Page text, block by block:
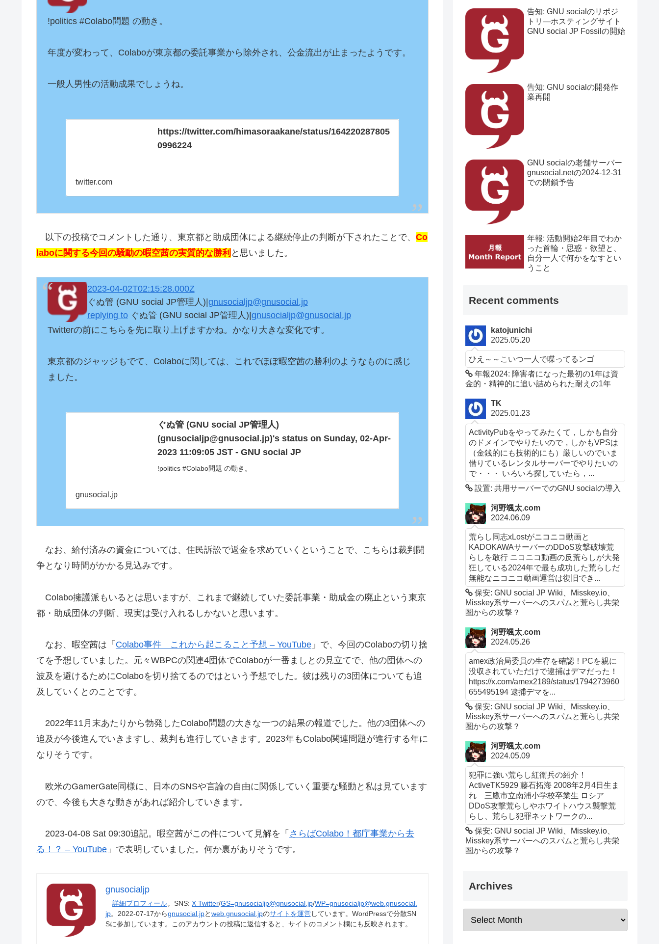
!politics #Colabo問題 の動き。
年度が変わって、Colaboが東京都の委託事業から除外され、公金流出が止まったようです。
一般人男性の活動成果でしょうね。
https://twitter.com/himasoraakane/status/164220287805
0996224
twitter.com
以下の投稿でコメントした通り、東京都と助成団体による継続停止の判断が下されたことで、 Co
laboに関する今回の騒動の暇空茜の実質的な勝利 と思いました。
2023-04-02T02:15:28.000Z
ぐぬ管 (GNU social JP管理人)|gnusocialjp@gnusocial.jp
replying toぐぬ管 (GNU social JP管理人)|gnusocialjp@gnusocial.jp
Twitterの前にこちらを先に取り上げますかね。かなり大きな変化です。
東京都のジャッジもでて、Colaboに関しては、これでほぼ暇空茜の勝利のようなものに感じ
ました。
ぐぬ管 (GNU social JP管理人)
(gnusocialjp@gnusocial.jp)'s status on Sunday, 02-Apr-
2023 11:09:05 JST - GNU social JP
!politics #Colabo問題 の動き。
一般人男性の活動成果でしょうね。
gnusocial.jp
なお、給付済みの資金については、住民訴訟で返金を求めていくということで、こちらは裁判闘
争となり時間がかかる見込みです。
Colabo擁護派もいるとは思いますが、これまで継続していた委託事業・助成金の廃止という東京
都・助成団体の判断、現実は受け入れるしかないと思います。
なお、暇空茜は「 Colabo事件 これから起こること予想 – YouTube 」で、今回のColaboの切り捨
てを予想していました。元々WBPCの関連4団体でColaboが一番ましとの見立てで、他の団体への
波及を避けるためにColaboを切り捨てるのではという予想でした。彼は残りの3団体についても追
及していくとのことです。
2022年11月末あたりから勃発したColabo問題の大きな一つの結果の報道でした。他の3団体への
追及が今後進んでいきますし、裁判も進行していきます。2023年もColabo関連問題が進行する年に
なりそうです。
欧米のGamerGate同様に、日本のSNSや言論の自由に関係していく重要な騒動と私は見ています
ので、今後も大きな動きがあれば紹介していきます。
2023-04-08 Sat 09:30追記。暇空茜がこの件について見解を「 さらばColabo！都庁事業から去
る！？ – YouTube 」で表明していました。何か裏がありそうです。
gnusocialjp
詳細プロフィール。SNS: X Twitter/GS=gnusocialjp@gnusocial.jp/WP=gnusocialjp@web.gnusocial.
jp。2022-07-17からgnusocial.jpとweb.gnusocial.jpのサイトを運営しています。WordPressで分散SN
Sに参加しています。このアカウントの投稿に返信すると、サイトのコメント欄にも反映されます。
告知: GNU socialのリポジ
トリ―ホスティングサイト
GNU social JP Fossilの開始
告知: GNU socialの開発作
業再開
GNU socialの老舗サーバー
gnusocial.netの2024-12-31
での閉鎖予告
年報: 活動開始2年目でわか
った首輪・思惑・欲望と、
自分一人で何かをなすとい
うこと
Recent comments
katojunichi
2025.05.20
ひえ～～こいつ一人で喋ってるンゴ
年報2024: 障害者になった最初の1年は資
金的・精神的に追い詰められた耐えの1年
TK
2025.01.23
ActivityPubをやってみたくて，しかも自分
のドメインでやりたいので，しかもVPSは
（金銭的にも技術的にも）厳しいのでいま
借りているレンタルサーバーでやりたいの
で・・・ いろいろ探していたら，...
設置: 共用サーバーでのGNU socialの導入
河野颯太.com
2024.06.09
荒らし同志xLostがニコニコ動画と
KADOKAWAサーバーのDDoS攻撃破壊荒
らしを敢行 ニコニコ動画の反荒らしが大発
狂している2024年で最も成功した荒らしだ
無能なニコニコ動画運営は復旧でき...
保安: GNU social JP Wiki、Misskey.io、
Misskey系サーバーへのスパムと荒らし共栄
圏からの攻撃？
河野颯太.com
2024.05.26
amex政治局委員の生存を確認！PCを親に
没収されていただけで逮捕はデマだった！
https://x.com/amex2189/status/1794273960
655495194 逮捕デマを...
保安: GNU social JP Wiki、Misskey.io、
Misskey系サーバーへのスパムと荒らし共栄
圏からの攻撃？
河野颯太.com
2024.05.09
犯罪に強い荒らし紅衛兵の紹介！
ActiveTK5929 藤石拓海 2008年2月4日生ま
れ 三鷹市立南浦小学校卒業生 ロシア
DDoS攻撃荒らしやホワイトハウス襲撃荒
らし、荒らし犯罪ネットワークの...
保安: GNU social JP Wiki、Misskey.io、
Misskey系サーバーへのスパムと荒らし共栄
圏からの攻撃？
Archives